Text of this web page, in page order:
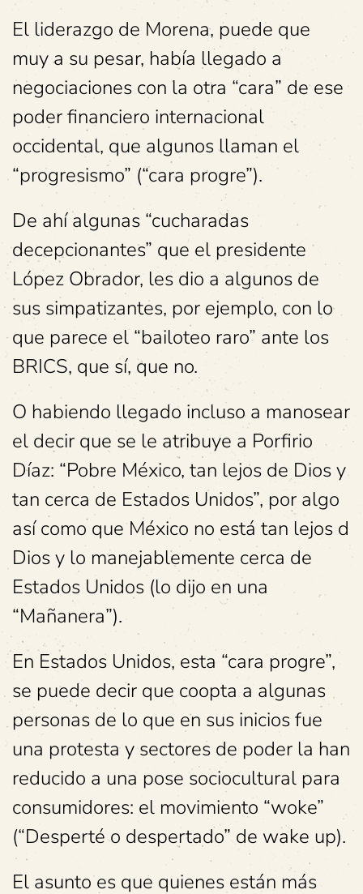
El liderazgo de Morena, puede que
muy a su pesar, había llegado a
negociaciones con la otra “cara” de ese
poder financiero internacional
occidental, que algunos llaman el
“progresismo” (“cara progre”).
De ahí algunas “cucharadas
decepcionantes” que el presidente
López Obrador, les dio a algunos de
sus simpatizantes, por ejemplo, con lo
que parece el “bailoteo raro” ante los
BRICS, que sí, que no.
O habiendo llegado incluso a manosear
el decir que se le atribuye a Porfirio
Díaz: “Pobre México, tan lejos de Dios y
tan cerca de Estados Unidos”, por algo
así como que México no está tan lejos d
Dios y lo manejablemente cerca de
Estados Unidos (lo dijo en una
“Mañanera”).
En Estados Unidos, esta “cara progre”,
se puede decir que coopta a algunas
personas de lo que en sus inicios fue
una protesta y sectores de poder la han
reducido a una pose sociocultural para
consumidores: el movimiento “woke”
(“Desperté o despertado” de wake up).
El asunto es que quienes están más